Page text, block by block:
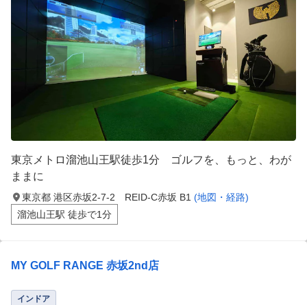
東京メトロ溜池山王駅徒歩1分 ゴルフを、もっと、わが
ままに
東京都 港区赤坂2-7-2 REID-C赤坂 B1 (地図・経路)
溜池山王駅 徒歩で1分
MY GOLF RANGE 赤坂2nd店
インドア